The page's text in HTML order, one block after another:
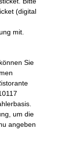
(digital
mit.
Sie
um die
angeben